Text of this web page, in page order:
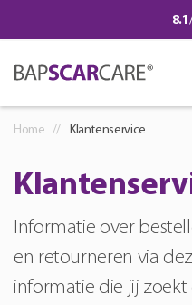
8.1
Home Klantenservice
Informatie over
en retourneren via
informatie die jij zoekt